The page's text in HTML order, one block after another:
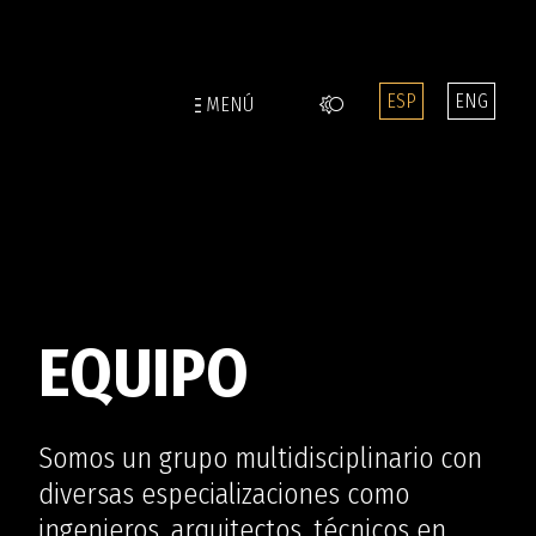
MENÚ
EQUIPO
Somos un grupo multidisciplinario con
diversas especializaciones como